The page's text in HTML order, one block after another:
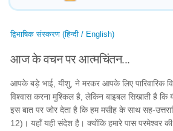
द्विभाषिक संस्करण (हिन्दी / English)
आज के वचन पर आत्मचिंतन...
आपके बड़े भाई, यीशु, ने मरकर आपके लिए पारिवारिक
विश्वास करना मुश्किल है, लेकिन बाइबल सिखाती है कि
इस बात पर जोर देता है कि हम मसीह के साथ सह-
12)। यहाँ यही संदेश है। क्योंकि हमारे पास परमेश्वर